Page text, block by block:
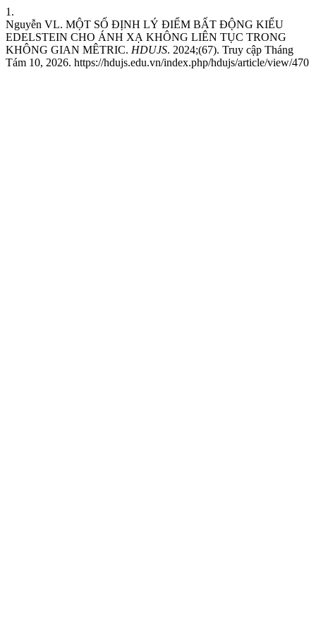
1.
Nguyễn VL. MỘT SỐ ĐỊNH LÝ ĐIỂM BẤT ĐỘNG KIỂU
EDELSTEIN CHO ÁNH XẠ KHÔNG LIÊN TỤC TRONG
KHÔNG GIAN MÊTRIC. HDUJS. 2024;(67). Truy cập Tháng
Tám 10, 2026. https://hdujs.edu.vn/index.php/hdujs/article/view/470